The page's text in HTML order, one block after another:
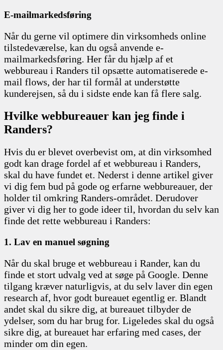
E-mailmarkedsføring
Når du gerne vil optimere din virksomheds online
tilstedeværelse, kan du også anvende e-
mailmarkedsføring. Her får du hjælp af et
webbureau i Randers til opsætte automatiserede e-
mail flows, der har til formål at understøtte
kunderejsen, så du i sidste ende kan få flere salg.
Hvilke webbureauer kan jeg finde i
Randers?
Hvis du er blevet overbevist om, at din virksomhed
godt kan drage fordel af et webbureau i Randers,
skal du have fundet et. Nederst i denne artikel giver
vi dig fem bud på gode og erfarne webbureauer, der
holder til omkring Randers-området. Derudover
giver vi dig her to gode ideer til, hvordan du selv kan
finde det rette webbureau i Randers:
1. Lav en manuel søgning
Når du skal bruge et webbureau i Rander, kan du
finde et stort udvalg ved at søge på Google. Denne
tilgang kræver naturligvis, at du selv laver din egen
research af, hvor godt bureauet egentlig er. Blandt
andet skal du sikre dig, at bureauet tilbyder de
ydelser, som du har brug for. Ligeledes skal du også
sikre dig, at bureauet har erfaring med cases, der
minder om din egen.